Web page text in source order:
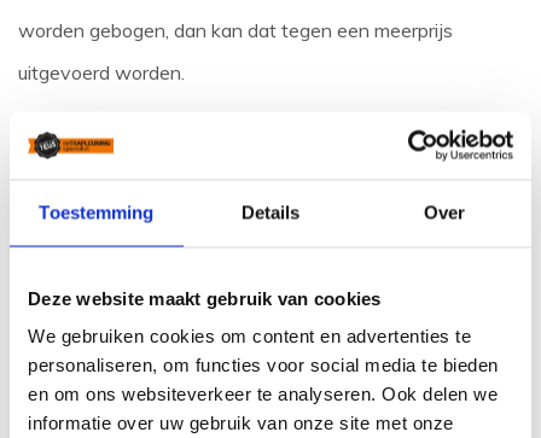
Toestemming Details Over
Deze website maakt gebruik van cookies
We gebruiken cookies om content en advertenties te
personaliseren, om functies voor social media te bieden
en om ons websiteverkeer te analyseren. Ook delen we
informatie over uw gebruik van onze site met onze
worden gebogen, dan kan dat tegen een meerprijs
uitgevoerd worden.
Dit komt meestal voor waanneer de gebogen trapleuning
tegen en smetplank of een lambrisering gemonteerd moet
worden. Is dat bij jou het geval? kijk dan
Specificaties